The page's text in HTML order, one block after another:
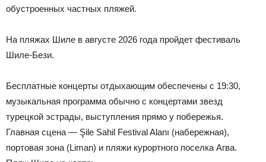
обустроенных частных пляжей.
На пляжах Шиле в августе 2026 года пройдет фестиваль
Шиле-Бези.
Бесплатные концерты отдыхающим обеспечены с 19:30,
музыкальная программа обычно с концертами звезд
турецкой эстрады, выступления прямо у побережья.
Главная сцена — Şile Sahil Festival Alanı (набережная),
портовая зона (Liman) и пляжи курортного поселка Агва.